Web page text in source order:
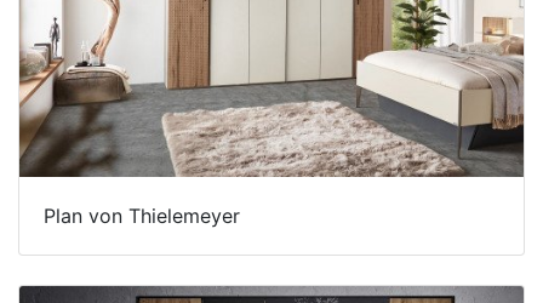
Plan von Thielemeyer